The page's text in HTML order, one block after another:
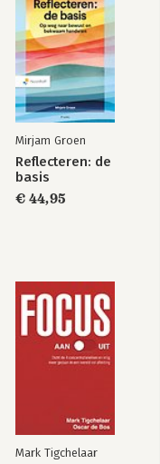
en HR
organisaties
Mirjam Groen
Reflecteren: de
basis
€ 44,95
Mark Tigchelaar